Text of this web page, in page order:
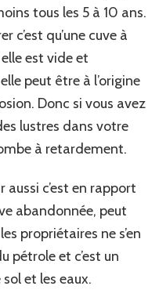
tous les 5 à 10 ans.
qu’une cuve à
est vide et
peut être à l’origine
Donc si vous avez
lustres dans votre
à retardement.
c’est en rapport
abandonnée, peut
propriétaires ne s’en
pétrole et c’est un
et les eaux.